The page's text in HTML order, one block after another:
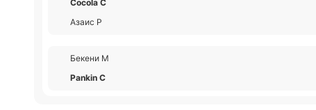
Cocola С
Азаис Р
Бекени М
Pankin С